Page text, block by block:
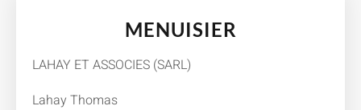
MENUISIER
LAHAY ET ASSOCIES (SARL)
Lahay Thomas